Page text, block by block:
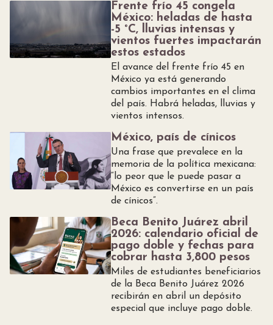
Frente frío 45 congela
México: heladas de hasta
-5 °C, lluvias intensas y
vientos fuertes impactarán
estos estados
El avance del frente frío 45 en
México ya está generando
cambios importantes en el clima
del país. Habrá heladas, lluvias y
vientos intensos.
México, país de cínicos
Una frase que prevalece en la
memoria de la política mexicana:
“lo peor que le puede pasar a
México es convertirse en un país
de cínicos”.
Beca Benito Juárez abril
2026: calendario oficial de
pago doble y fechas para
cobrar hasta 3,800 pesos
Miles de estudiantes beneficiarios
de la Beca Benito Juárez 2026
recibirán en abril un depósito
especial que incluye pago doble.